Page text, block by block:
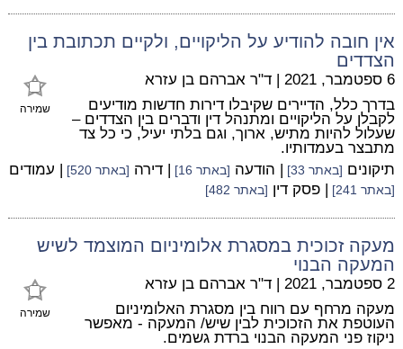
אין חובה להודיע על הליקויים, ולקיים תכתובת בין
הצדדים
שמירה
6 ספטמבר, 2021 | ד"ר אברהם בן עזרא
בדרך כלל, הדיירים שקיבלו דירות חדשות מודיעים
לקבלן על הליקויים ומתנהל דין ודברים בין הצדדים –
שעלול להיות מתיש, ארוך, וגם בלתי יעיל, כי כל צד
מתבצר בעמדותיו.
תיקונים [באתר 33] | הודעה [באתר 16] | דירה [באתר 520] | עמודים
[באתר 241] | פסק דין [באתר 482]
מעקה זכוכית במסגרת אלומיניום המוצמד לשיש
המעקה הבנוי
שמירה
2 ספטמבר, 2021 | ד"ר אברהם בן עזרא
מעקה מרחף עם רווח בין מסגרת האלומיניום
העוטפת את הזכוכית לבין שיש/ המעקה - מאפשר
ניקוז פני המעקה הבנוי ברדת גשמים.